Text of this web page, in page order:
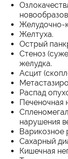
Желудочно-
Желтуха.
Острый
Стеноз
желудка.
Асцит
Распад
Печеночная
нарушения
Варикозное
Сахарный
Кишечная